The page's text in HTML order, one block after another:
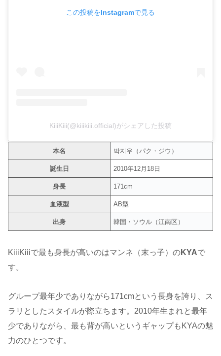
この投稿をInstagramで見る
KiiiKiii(@kiiikiii.official)がシェアした投稿
本名 박지우（パク・ジウ）
誕生日 2010年12月18日
身長 171cm
血液型 AB型
出身 韓国・ソウル（江南区）
KiiiKiiiで最も身長が高いのはマンネ（末っ子）のKYAで
す。
グループ最年少でありながら171cmという長身を誇り、ス
ラリとしたスタイルが際立ちます。2010年生まれと最年
少でありながら、最も背が高いというギャップもKYAの魅
力のひとつです。